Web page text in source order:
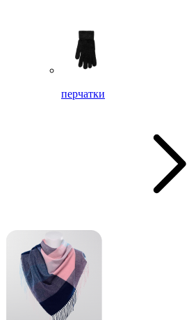
перчатки